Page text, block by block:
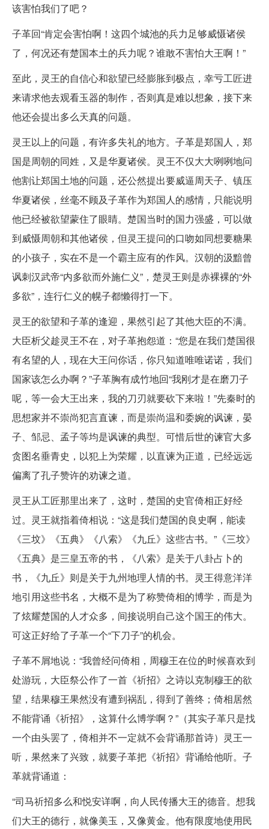
该害怕我们了吧？
子革回“肯定会害怕啊！这四个城池的兵力足够威慑诸侯
了，何况还有楚国本土的兵力呢？谁敢不害怕大王啊！”
至此，灵王的自信心和欲望已经膨胀到极点，幸亏工匠进
来请求他去观看玉器的制作，否则真是难以想象，接下来
他还会提出多么天真的问题。
灵王以上的问题，有许多失礼的地方。子革是郑国人，郑
国是周朝的同姓，又是华夏诸侯。灵王不仅大大咧咧地问
他割让郑国土地的问题，还公然提出要威逼周天子、镇压
华夏诸侯，丝毫不顾及子革作为郑国人的感情，只能说明
他已经被欲望蒙住了眼睛。楚国当时的国力强盛，可以做
到威慑周朝和其他诸侯，但灵王提问的口吻如同想要糖果
的小孩子，实在不是一个霸主应有的作风。汉朝的汲黯曾
讽刺汉武帝“内多欲而外施仁义”，楚灵王则是赤裸裸的“外
多欲”，连行仁义的幌子都懒得打一下。
灵王的欲望和子革的逢迎，果然引起了其他大臣的不满。
大臣析父趁灵王不在，对子革抱怨道：“您是在我们楚国很
有名望的人，现在大王问你话，你只知道唯唯诺诺，我们
国家该怎么办啊？”子革胸有成竹地回“我刚才是在磨刀子
呢，等一会大王出来，我的刀刃就要砍下来啦！”先秦时的
思想家并不崇尚犯言直谏，而是崇尚温和委婉的讽谏，晏
子、邹忌、孟子等均是讽谏的典型。可惜后世的谏官大多
贪图名垂青史，以犯上为荣耀，以直谏为正道，已经远远
偏离了孔子赞许的劝谏之道。
灵王从工匠那里出来了，这时，楚国的史官倚相正好经
过。灵王就指着倚相说：“这是我们楚国的良史啊，能读
《三坟》《五典》《八索》《九丘》这些古书。”《三坟》
《五典》是三皇五帝的书，《八索》是关于八卦占卜的
书，《九丘》则是关于九州地理人情的书。灵王得意洋洋
地引用这些书名，大概不是为了称赞倚相的博学，而是为
了炫耀楚国的人才众多，间接说明自己这个国王的伟大。
可这正好给了子革一个“下刀子”的机会。
子革不屑地说：“我曾经问倚相，周穆王在位的时候喜欢到
处游玩，大臣祭公作了一首《祈招》之诗以克制穆王的欲
望，结果穆王果然没有遭到祸乱，得到了善终；倚相居然
不能背诵《祈招》，这算什么博学啊？”（其实子革只是找
一个由头罢了，倚相并不一定就不会背诵那首诗）灵王一
听，果然来了兴致，就要子革把《祈招》背诵给他听。子
革就背诵道：
“司马祈招多么和悦安详啊，向人民传播大王的德音。想我
们大王的德行，就像美玉，又像黄金。他有限度地使用民